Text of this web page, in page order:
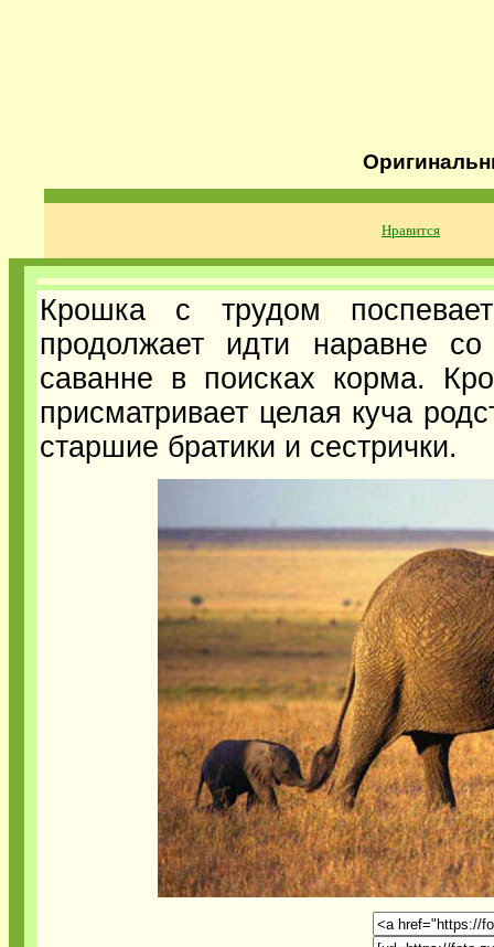
Нравится
Крошка с трудом
продолжает идти наравне
саванне в поисках корма.
присматривает целая куча
старшие братики и сестрички.